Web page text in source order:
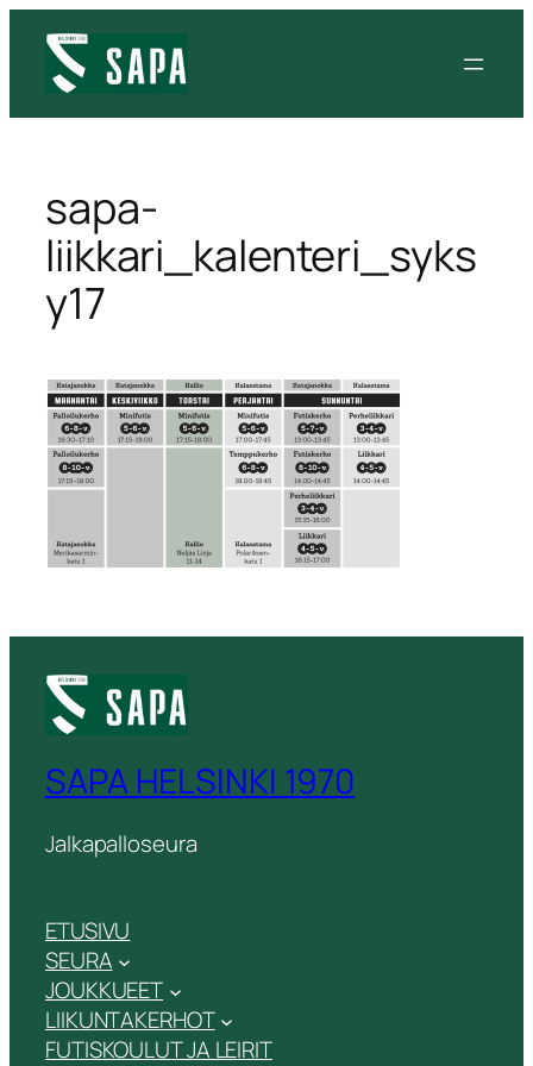
sapa-
liikkari_kalenteri_syks
y17
SAPA HELSINKI 1970
Jalkapalloseura
ETUSIVU
SEURA
JOUKKUEET
LIIKUNTAKERHOT
FUTISKOULUT JA LEIRIT